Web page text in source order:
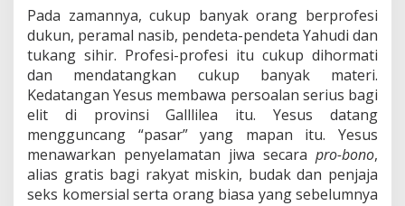
Pada zamannya, cukup banyak orang berprofesi
dukun, peramal nasib, pendeta-pendeta Yahudi dan
tukang sihir. Profesi-profesi itu cukup dihormati
dan mendatangkan cukup banyak materi.
Kedatangan Yesus membawa persoalan serius bagi
elit di provinsi Galllilea itu. Yesus datang
mengguncang “pasar” yang mapan itu. Yesus
menawarkan penyelamatan jiwa secara pro-bono,
alias gratis bagi rakyat miskin, budak dan penjaja
seks komersial serta orang biasa yang sebelumnya